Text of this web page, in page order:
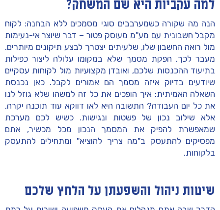
למה עקביות היא שם המשחק?
הנה מה שקורה כשמערבבים סוגי מסמכים ללא הבחנה: לקוח
מקבל חשבונית עם מע"מ מעוסק פטור – דבר שיוצר אי-נעימות
מול רואה החשבון שלו, שלעיתים יצטרך לבצע תיקונים מיותרים.
מעבר לכך, הפקת מסמך שלא במקומו עלולה ליצור כפילות
בתיעוד ההכנסות שלכם, ואובדן מקצועיות מול לקוחות עסקיים
שיודעים בדיוק איזה מסמך הם אמורים לקבל. כאן נכנסת
השאלה האמיתית: איך הופכים את כל זה למשהו שלא גוזל לנו
את כל יום העבודה? התשובה היא לאו דווקא עוד תוכנה יקרה,
אלא שילוב נכון של פשטות ונגישות. כשיש לכם מערכת
שמאפשרת להפיק את המסמך הנכון מכל מכשיר, אתם
מפסיקים להתעסק ב"מה צריך להוציא" ומתחילים להתעסק
בלקוחות.
שיטות ניהול והשפעתן על הלחץ שלכם